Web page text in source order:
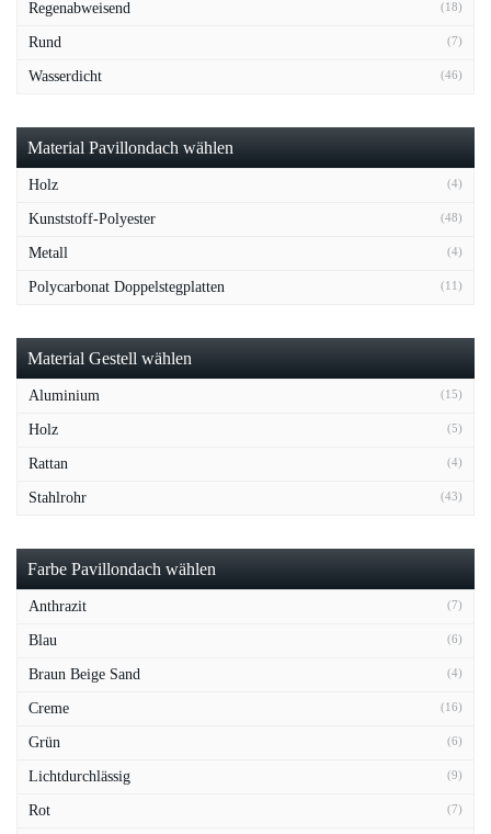
Regenabweisend (18)
Rund (7)
Wasserdicht (46)
Material Pavillondach wählen
Holz (4)
Kunststoff-Polyester (48)
Metall (4)
Polycarbonat Doppelstegplatten (11)
Material Gestell wählen
Aluminium (15)
Holz (5)
Rattan (4)
Stahlrohr (43)
Farbe Pavillondach wählen
Anthrazit (7)
Blau (6)
Braun Beige Sand (4)
Creme (16)
Grün (6)
Lichtdurchlässig (9)
Rot (7)